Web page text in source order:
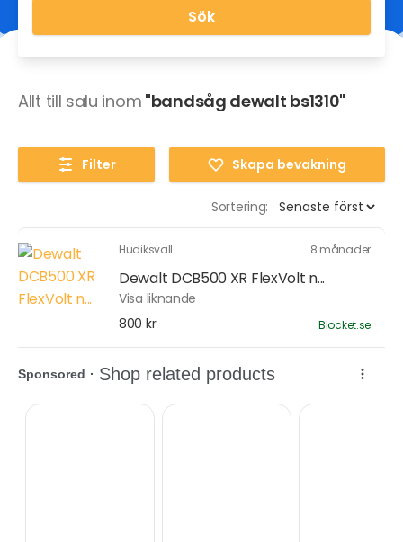
Sök
Allt till salu inom "bandsåg dewalt bs1310"
Filter Skapa bevakning
Sortering:
Hudiksvall 8 månader
Dewalt DCB500 XR FlexVolt n...
Visa liknande
800 kr
Blocket.se